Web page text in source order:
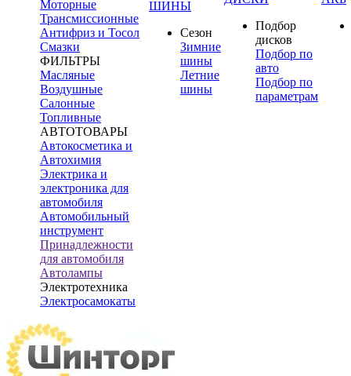
Моторные
Трансмиссионные
Антифриз и Тосол
Смазки
ФИЛЬТРЫ
Масляные
Воздушные
Салонные
Топливные
АВТОТОВАРЫ
Автокосметика и
Автохимия
Электрика и
электроника для
автомобиля
Автомобильный
инструмент
Принадлежности
для автомобиля
Автолампы
Электротехника
Электросамокаты
ШИНЫ
Сезон
Зимние
шины
Летние
шины
Подбор
дисков
Подбор по
авто
Подбор по
параметрам